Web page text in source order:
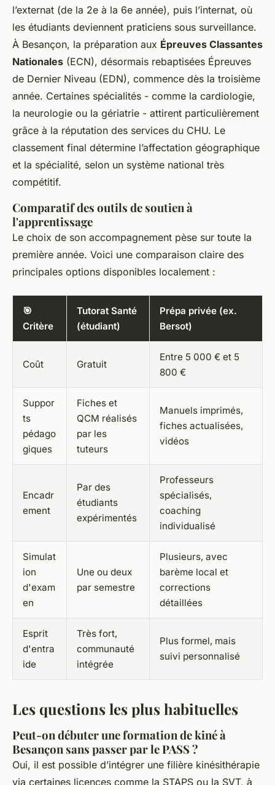
l’externat (de la 2e à la 6e année), puis l’internat, où
les étudiants deviennent praticiens sous surveillance.
À Besançon, la préparation aux Épreuves Classantes
Nationales (ECN), désormais rebaptisées Épreuves
de Dernier Niveau (EDN), commence dès la troisième
année. Certaines spécialités - comme la cardiologie,
la neurologie ou la gériatrie - attirent particulièrement
grâce à la réputation des services du CHU. Le
classement final détermine l’affectation géographique
et la spécialité, selon un système national très
compétitif.
Comparatif des outils de soutien à
l'apprentissage
Le choix de son accompagnement pèse sur toute la
première année. Voici une comparaison claire des
principales options disponibles localement :
🎯
Critère
Tutorat Santé
(étudiant)
Prépa privée (ex.
Bersot)
Coût Gratuit
Entre 5 000 € et 5
800 €
Suppor
ts
pédago
giques
Fiches et
QCM réalisés
par les
tuteurs
Manuels imprimés,
fiches actualisées,
vidéos
Encadr
ement
Par des
étudiants
expérimentés
Professeurs
spécialisés,
coaching
individualisé
Simulat
ion
d'exam
en
Une ou deux
par semestre
Plusieurs, avec
barème local et
corrections
détaillées
Esprit
d'entra
ide
Très fort,
communauté
intégrée
Plus formel, mais
suivi personnalisé
Les questions les plus habituelles
Peut-on débuter une formation de kiné à
Besançon sans passer par le PASS ?
Oui, il est possible d’intégrer une filière kinésithérapie
via certaines licences comme la STAPS ou la SVT, à